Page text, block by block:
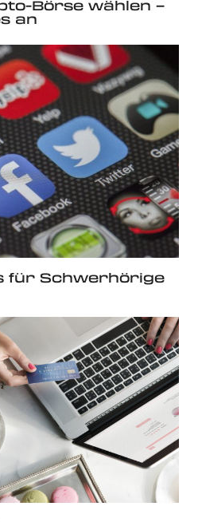
Börse wählen –
an
für Schwerhörige